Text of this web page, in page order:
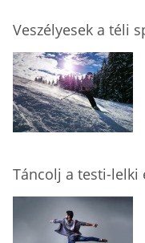
Veszélyesek a téli
Táncolj a testi-lelki